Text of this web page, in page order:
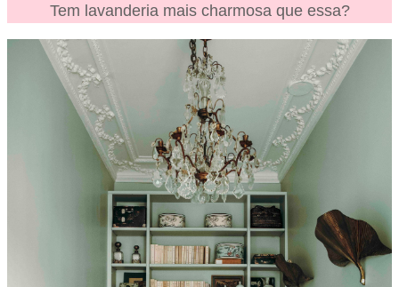
Tem lavanderia mais charmosa que essa?